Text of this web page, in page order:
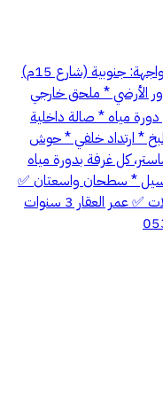
للبيع فلة دبلكس في حي الرمال – تنال 📐 الواجهة: جنوبية (شارع 15م)
الدور الأرضي * ملحق خارجي
مياه * صالة داخلية
* ارتداد خلفي * حوش
صالة * 4 غرف نوم ماستر، كل غرفة بدورة مياه
* سطحان واسعتان ✅
موقع مميز ✅ تصميم عملي ومناسب للعائلات ✅ عمر العقار 3 سنوات